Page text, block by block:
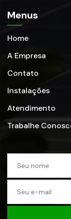
Menus
Home
A Empresa
Contato
Instalações
Atendimento
Trabalhe